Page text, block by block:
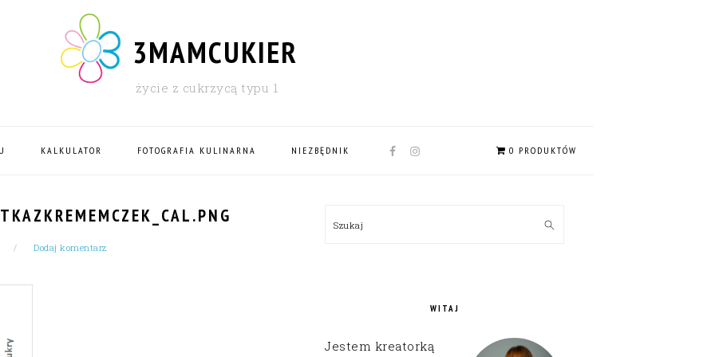
3MAMCUKIER
życie z cukrzycą typu 1
KALKULATOR FOTOGRAFIA KULINARNA NIEZBĘDNIK
NAV
0 PRODUKTÓW
Dodaj komentarz
SIDEBAR
Szukaj
WITAJ
Jestem kreatorką